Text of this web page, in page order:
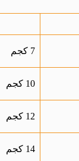
7 كجم
10 كجم
12 كجم
14 كجم